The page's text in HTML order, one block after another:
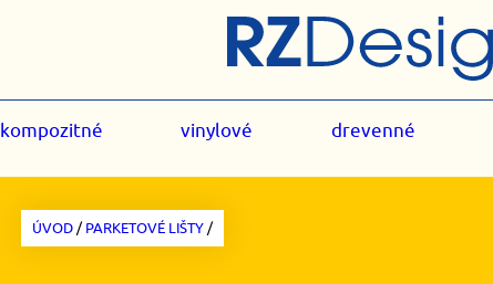
kompozitné vinylové drevenné
ÚVOD/PARKETOVÉ LIŠTY/